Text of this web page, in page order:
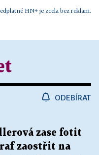
HN+ je zcela bez reklam.
ODEBÍRAT
zase fotit
zaostřit na